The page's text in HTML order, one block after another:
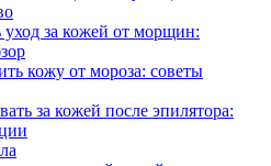
уход за кожей от морщин:
кожу от мороза: советы
за кожей после эпилятора: